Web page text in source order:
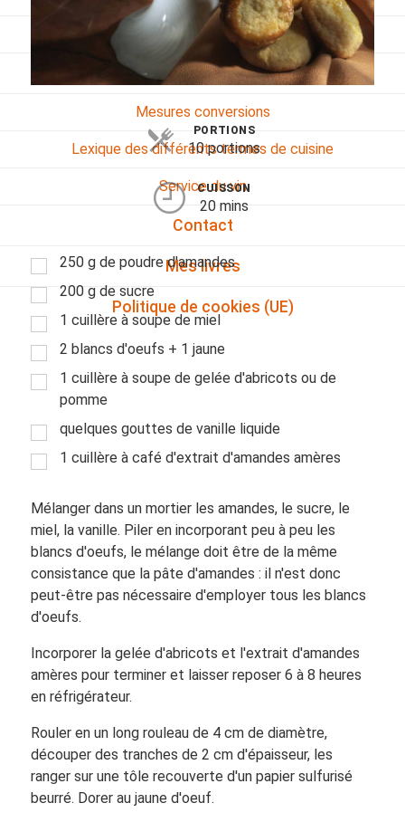
Viandes
Pratique
Mesures conversions
Lexique des différents termes de cuisine
Service du vin
Contact
Mes livres
Politique de cookies (UE)
PORTIONS
10 portions
CUISSON
20 mins
250 g de poudre d'amandes
200 g de sucre
1 cuillère à soupe de miel
2 blancs d'oeufs + 1 jaune
1 cuillère à soupe de gelée d'abricots ou de
pomme
quelques gouttes de vanille liquide
1 cuillère à café d'extrait d'amandes amères
Mélanger dans un mortier les amandes, le sucre, le
miel, la vanille. Piler en incorporant peu à peu les
blancs d'oeufs, le mélange doit être de la même
consistance que la pâte d'amandes : il n'est donc
peut-être pas nécessaire d'employer tous les blancs
d'oeufs.
Incorporer la gelée d'abricots et l'extrait d'amandes
amères pour terminer et laisser reposer 6 à 8 heures
en réfrigérateur.
Rouler en un long rouleau de 4 cm de diamètre,
découper des tranches de 2 cm d'épaisseur, les
ranger sur une tôle recouverte d'un papier sulfurisé
beurré. Dorer au jaune d'oeuf.